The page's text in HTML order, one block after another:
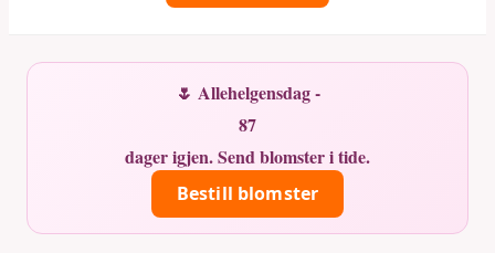
🌷 Allehelgensdag -
87
dager igjen. Send blomster i tide.
Bestill blomster